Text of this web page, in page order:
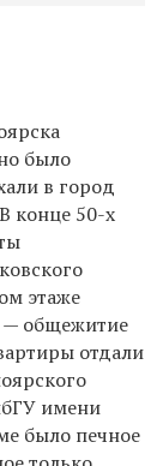
было
в город
конце 50-х
этаже
— общежитие
отдали
имени
было печное